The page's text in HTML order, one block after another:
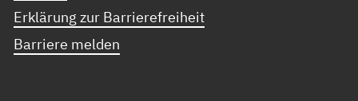
Erklärung zur Barrierefreiheit
Barriere melden